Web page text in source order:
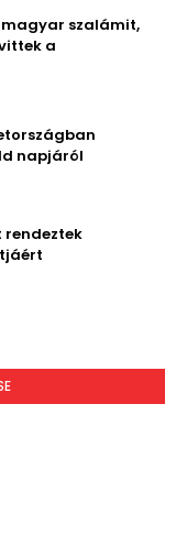
szalámit,
a
napjáról